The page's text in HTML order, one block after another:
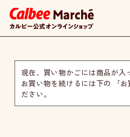
現在、買い物かごには商品が入
お買い物を続けるには下の 「
ださい。